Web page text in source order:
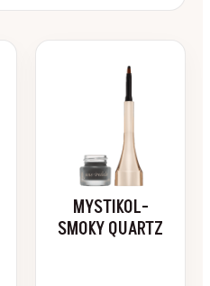
MYSTIKOL-
SMOKY QUARTZ